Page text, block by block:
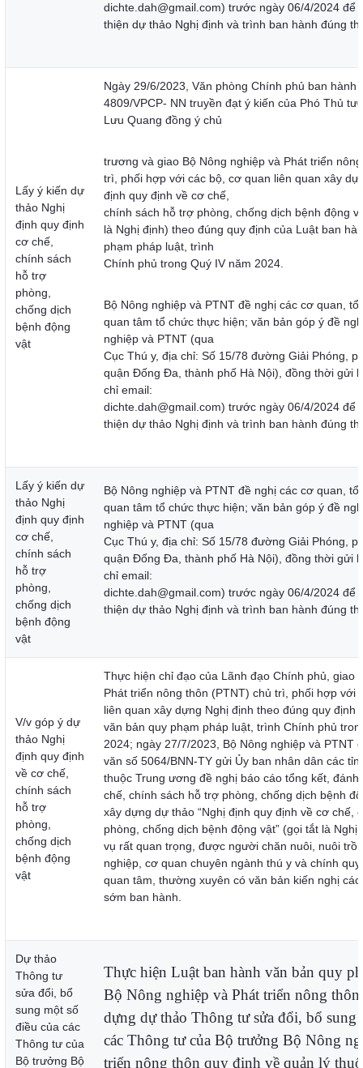
dichte.dah@gmail.com) trước ngày 06/4/2024 để
thiện dự thảo Nghị định và trình ban hành đúng
Lấy ý kiến dự
thảo Nghị
định quy định
cơ chế,
chính sách
hỗ trợ
phòng,
chống dịch
bệnh động
vật
Ngày 29/6/2023, Văn phòng Chính phủ ban hành
4809/VPCP- NN truyền đạt ý kiến của Phó Thủ
Lưu Quang đồng ý chủ
trương và giao Bộ Nông nghiệp và Phát triển
trì, phối hợp với các bộ, cơ quan liên quan xây
định quy định về cơ chế,
chính sách hỗ trợ phòng, chống dịch bệnh động
là Nghị định) theo đúng quy định của Luật ban
phạm pháp luật, trình
Chính phủ trong Quý IV năm 2024.
Bộ Nông nghiệp và PTNT đề nghị các cơ quan,
quan tâm tổ chức thực hiện; văn bản góp ý đề
nghiệp và PTNT (qua
Cục Thú y, địa chỉ: Số 15/78 đường Giải Phóng,
quận Đống Đa, thành phố Hà Nội), đồng thời gửi
chỉ email:
dichte.dah@gmail.com) trước ngày 06/4/2024 để
thiện dự thảo Nghị định và trình ban hành đúng
Lấy ý kiến dự
thảo Nghị
định quy định
cơ chế,
chính sách
hỗ trợ
phòng,
chống dịch
bệnh động
vật
Bộ Nông nghiệp và PTNT đề nghị các cơ quan,
quan tâm tổ chức thực hiện; văn bản góp ý đề
nghiệp và PTNT (qua
Cục Thú y, địa chỉ: Số 15/78 đường Giải Phóng,
quận Đống Đa, thành phố Hà Nội), đồng thời gửi
chỉ email:
dichte.dah@gmail.com) trước ngày 06/4/2024 để
thiện dự thảo Nghị định và trình ban hành đúng
V/v góp ý dự
thảo Nghị
định quy định
về cơ chế,
chính sách
hỗ trợ
phòng,
chống dịch
bệnh động
vật
Thực hiện chỉ đạo của Lãnh đạo Chính phủ, giao
Phát triển nông thôn (PTNT) chủ trì, phối hợp với
liên quan xây dựng Nghị định theo đúng quy định
văn bản quy phạm pháp luật, trình Chính phủ
2024; ngày 27/7/2023, Bộ Nông nghiệp và PTNT
văn số 5064/BNN-TY gửi Ủy ban nhân dân các
thuộc Trung ương đề nghị báo cáo tổng kết, đánh
chế, chính sách hỗ trợ phòng, chống dịch bệnh
xây dựng dự thảo “Nghị định quy định về cơ chế,
phòng, chống dịch bệnh động vật” (gọi tắt là
vụ rất quan trọng, được người chăn nuôi, nuôi
nghiệp, cơ quan chuyên ngành thú y và chính
quan tâm, thường xuyên có văn bản kiến nghị
sớm ban hành.
Dự thảo
Thông tư
sửa đổi, bổ
sung một số
điều của các
Thông tư của
Bộ trưởng Bộ
Thực hiện Luật ban hành văn bản quy
Bộ Nông nghiệp và Phát triển nông
dựng dự thảo Thông tư sửa đổi, bổ sung
các Thông tư của Bộ trưởng Bộ Nông
triển nông thôn quy định về quản lý